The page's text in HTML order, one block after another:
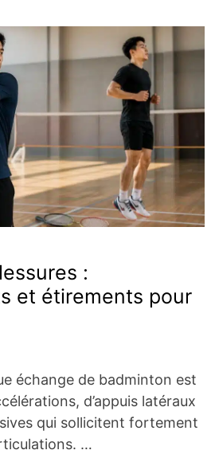
:
et étirements pour
échange de badminton est
d’appuis latéraux
qui sollicitent fortement
…